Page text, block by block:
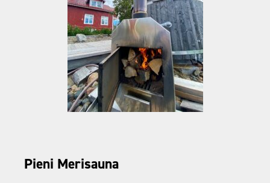
Pieni Merisauna